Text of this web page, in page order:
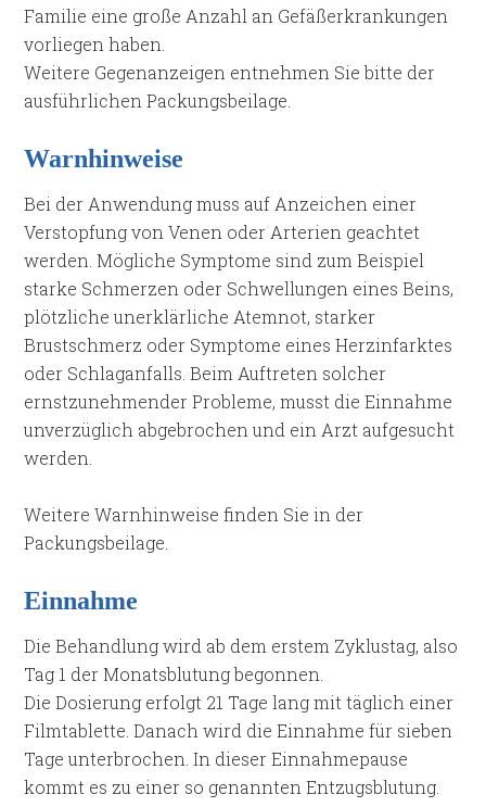
Familie eine große Anzahl an Gefäßerkrankungen
vorliegen haben.
Weitere Gegenanzeigen entnehmen Sie bitte der
ausführlichen Packungsbeilage.
Warnhinweise
Bei der Anwendung muss auf Anzeichen einer
Verstopfung von Venen oder Arterien geachtet
werden. Mögliche Symptome sind zum Beispiel
starke Schmerzen oder Schwellungen eines Beins,
plötzliche unerklärliche Atemnot, starker
Brustschmerz oder Symptome eines Herzinfarktes
oder Schlaganfalls. Beim Auftreten solcher
ernstzunehmender Probleme, musst die Einnahme
unverzüglich abgebrochen und ein Arzt aufgesucht
werden.
Weitere Warnhinweise finden Sie in der
Packungsbeilage.
Einnahme
Die Behandlung wird ab dem erstem Zyklustag, also
Tag 1 der Monatsblutung begonnen.
Die Dosierung erfolgt 21 Tage lang mit täglich einer
Filmtablette. Danach wird die Einnahme für sieben
Tage unterbrochen. In dieser Einnahmepause
kommt es zu einer so genannten Entzugsblutung.